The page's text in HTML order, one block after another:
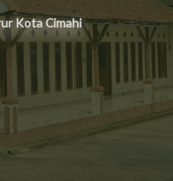
Kota Cimahi